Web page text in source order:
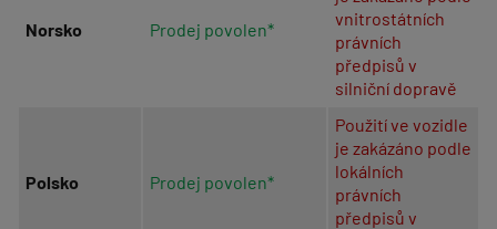
Norsko Prodej povolen*
vnitrostátních
právních
předpisů v
silniční dopravě
Polsko Prodej povolen*
Použití ve vozidle
je zakázáno podle
lokálních
právních
předpisů v